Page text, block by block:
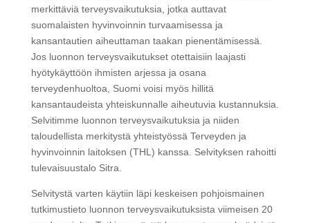
merkittäviä terveysvaikutuksia, jotka auttavat
suomalaisten hyvinvoinnin turvaamisessa ja
kansantautien aiheuttaman taakan pienentämisessä.
Jos luonnon terveysvaikutukset otettaisiin laajasti
hyötykäyttöön ihmisten arjessa ja osana
terveydenhuoltoa, Suomi voisi myös hillitä
kansantaudeista yhteiskunnalle aiheutuvia kustannuksia.
Selvitimme luonnon terveysvaikutuksia ja niiden
taloudellista merkitystä yhteistyössä Terveyden ja
hyvinvoinnin laitoksen (THL) kanssa. Selvityksen rahoitti
tulevaisuustalo Sitra.
Selvitystä varten käytiin läpi keskeisen pohjoismainen
tutkimustieto luonnon terveysvaikutuksista viimeisen 20